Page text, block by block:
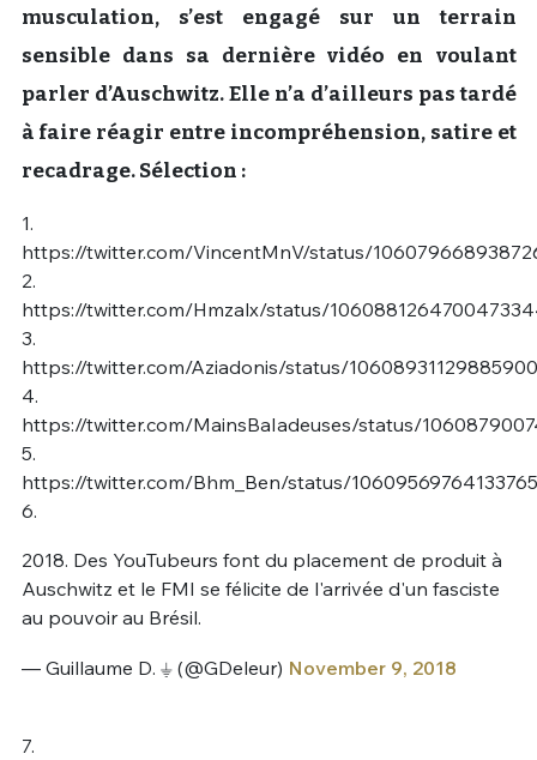
musculation, s’est engagé sur un terrain
sensible dans sa dernière vidéo en voulant
parler d’Auschwitz. Elle n’a d’ailleurs pas tardé
à faire réagir entre incompréhension, satire et
recadrage. Sélection :
1.
https://twitter.com/VincentMnV/status/
2.
https://twitter.com/Hmzalx/status/
3.
https://twitter.com/Aziadonis/status/
4.
https://twitter.com/MainsBaIadeuses/status/
5.
https://twitter.com/Bhm_Ben/status/
6.
2018. Des YouTubeurs font du placement de produit à
Auschwitz et le FMI se félicite de l'arrivée d'un fasciste
au pouvoir au Brésil.
— Guillaume D. ⏚ (@GDeleur) November 9, 2018
7.